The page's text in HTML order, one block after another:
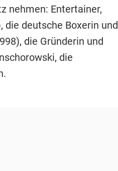
nehmen: Entertainer,
die deutsche Boxerin und
die Gründerin und
die